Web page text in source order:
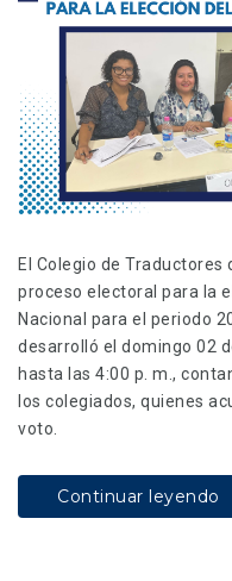
El Colegio de Traductores
proceso electoral para la
Nacional para el periodo
desarrolló el domingo 02
hasta las 4:00 p. m.,
los colegiados, quienes
voto.
Continuar leyendo